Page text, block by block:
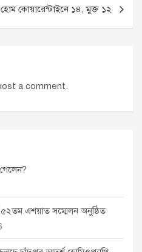
কোয়ারেন্টাইনে ১৪, মুক্ত ১২
a comment.
৫২তম এশয়াত সম্মেলন অনুষ্ঠিত